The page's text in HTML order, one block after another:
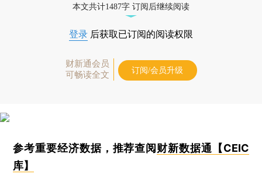
本文共计1487字 订阅后继续阅读
登录 后获取已订阅的阅读权限
财新通会员
可畅读全文
订阅/会员升级
参考重要经济数据，推荐查阅 财新数据通【CEIC
库】